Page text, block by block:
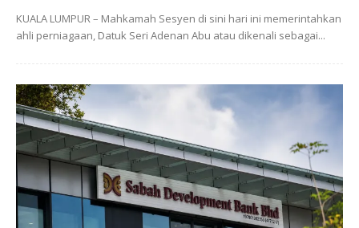
KUALA LUMPUR – Mahkamah Sesyen di sini hari ini memerintahkan
ahli perniagaan, Datuk Seri Adenan Abu atau dikenali sebagai...